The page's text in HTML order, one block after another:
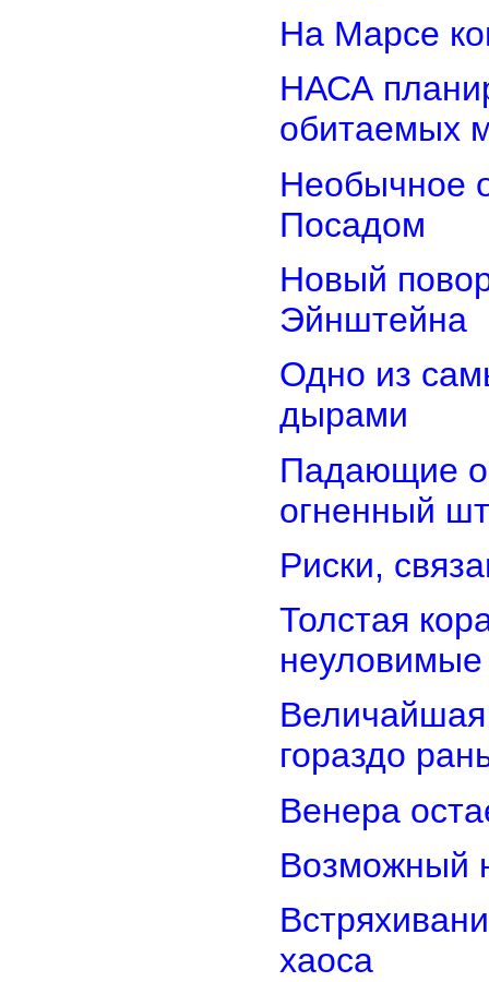
На Марсе
НАСА
обитаемых
Необычное
Посадом
Новый
Эйнштейна
Одно из
дырами
Падающие
огненный
Риски,
Толстая
Величайшая
гораздо
Венера
Возможный
хаоса